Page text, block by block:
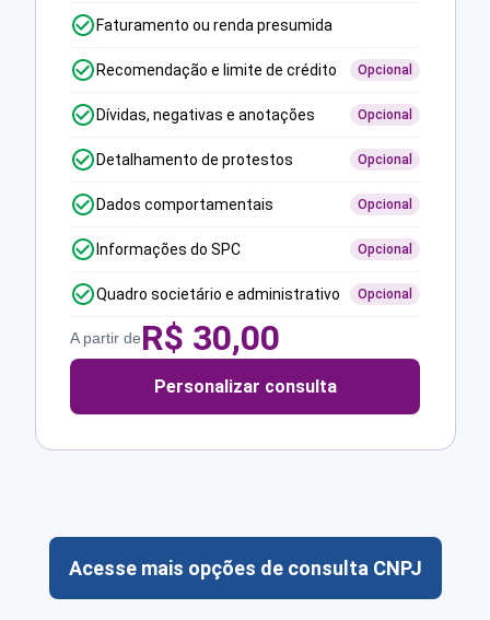
Faturamento ou renda presumida
Recomendação e limite de crédito Opcional
Dívidas, negativas e anotações Opcional
Detalhamento de protestos Opcional
Dados comportamentais Opcional
Informações do SPC Opcional
Quadro societário e administrativo Opcional
A partir deR$ 30,00
Personalizar consulta
Acesse mais opções de consulta CNPJ